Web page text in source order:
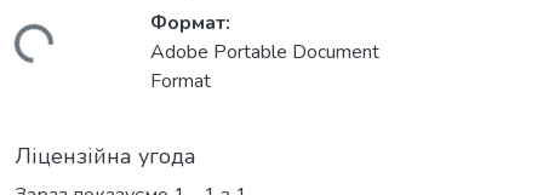
Формат:
Adobe Portable Document
Format
Ліцензійна угода